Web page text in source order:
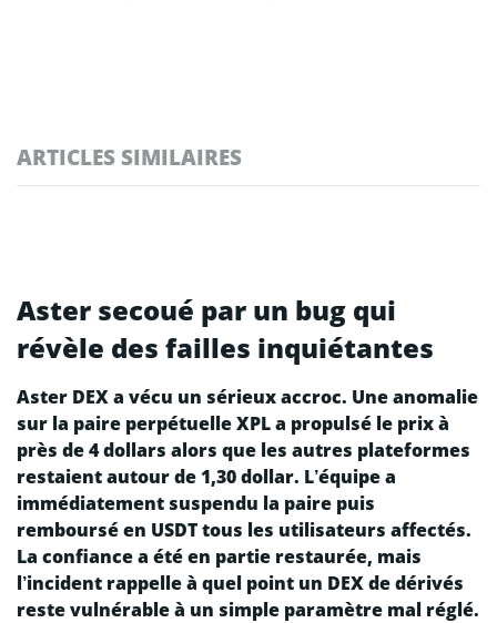
ARTICLES SIMILAIRES
Aster secoué par un bug qui
révèle des failles inquiétantes
Aster DEX a vécu un sérieux accroc. Une anomalie
sur la paire perpétuelle XPL a propulsé le prix à
près de 4 dollars alors que les autres plateformes
restaient autour de 1,30 dollar. L’équipe a
immédiatement suspendu la paire puis
remboursé en USDT tous les utilisateurs affectés.
La confiance a été en partie restaurée, mais
l’incident rappelle à quel point un DEX de dérivés
reste vulnérable à un simple paramètre mal réglé.